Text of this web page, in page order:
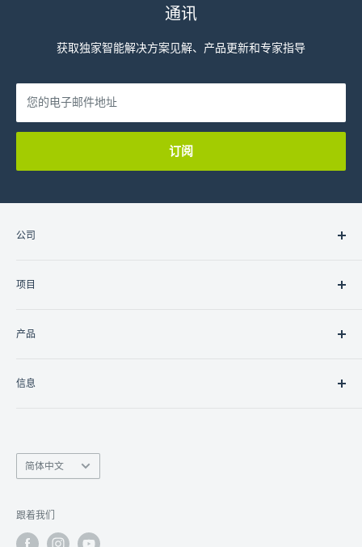
通讯
获取独家智能解决方案见解、产品更新和专家指导
您的电子邮件地址
订阅
公司
联系我们
项目
商业的
产品
控制器
监视
数字显示
信息
info@linko.com.hk
Whatsapp 即时查询
言
简体中文
跟着我们